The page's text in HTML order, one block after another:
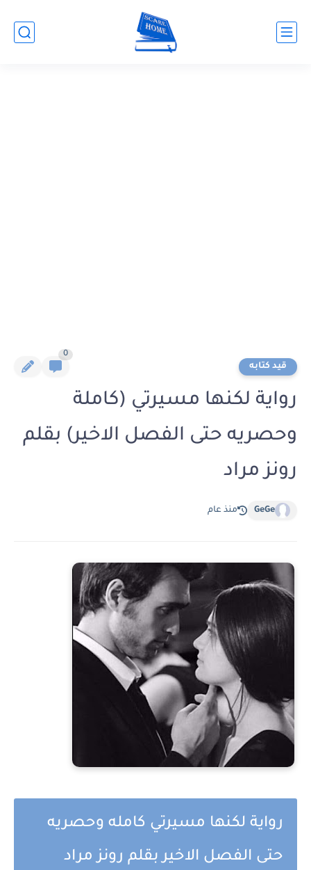
قيد كتابه
0
رواية لكنها مسيرتي (كاملة
وحصريه حتى الفصل الاخير) بقلم
رونز مراد
GeGe منذ عام
رواية لكنها مسيرتي كامله وحصريه
حتى الفصل الاخير بقلم رونز مراد